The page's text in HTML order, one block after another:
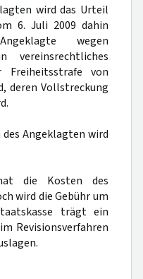
wird das Urteil
6. Juli 2009 dahin
wegen
vereinsrechtliches
Freiheitsstrafe von
deren Vollstreckung
Angeklagten wird
die Kosten des
wird die Gebühr um
trägt ein
Revisionsverfahren